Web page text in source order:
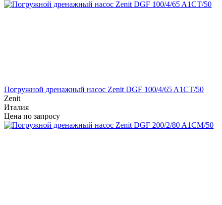
Погружной дренажный насос Zenit DGF 100/4/65 A1CT/50
Zenit
Италия
Цена по запросу